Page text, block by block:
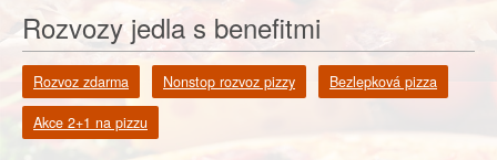
Rozvozy jedla s benefitmi
Rozvoz zdarma Nonstop rozvoz pizzy Bezlepková pizza
Akce 2+1 na pizzu